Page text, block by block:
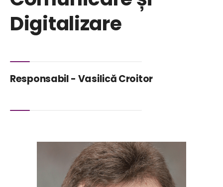
Digitalizare
Responsabil - Vasilică Croitor